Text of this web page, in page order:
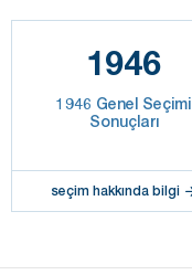
1946
1946 Genel Seçimi
Sonuçları
seçim hakkında bilgi